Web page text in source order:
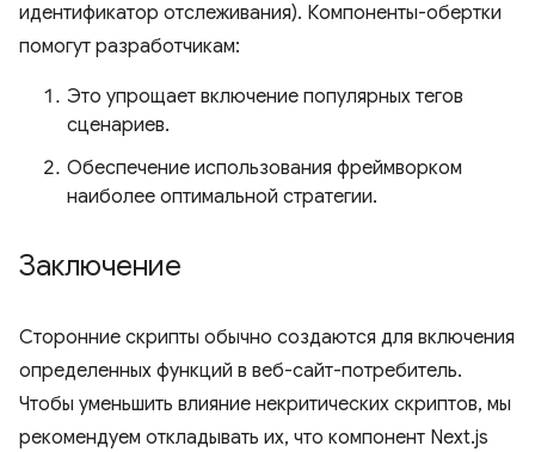
идентификатор отслеживания). Компоненты-обертки
помогут разработчикам:
Это упрощает включение популярных тегов
сценариев.
Обеспечение использования фреймворком
наиболее оптимальной стратегии.
Заключение
Сторонние скрипты обычно создаются для включения
определенных функций в веб-сайт-потребитель.
Чтобы уменьшить влияние некритических скриптов, мы
рекомендуем откладывать их, что компонент Next.js